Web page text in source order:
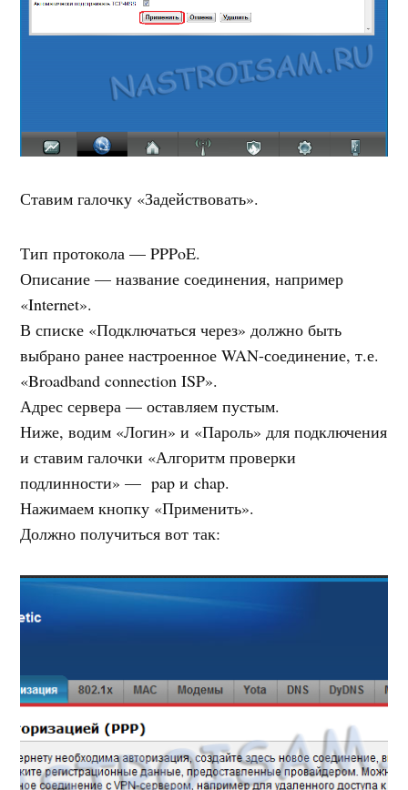
Ставим галочку «Задействовать».
Тип протокола — PPPoE.
Описание — название соединения, например
«Internet».
В списке «Подключаться через» должно быть
выбрано ранее настроенное WAN-соединение, т.е.
«Broadband connection ISP».
Адрес сервера — оставляем пустым.
Ниже, водим «Логин» и «Пароль» для подключения
и ставим галочки «Алгоритм проверки
подлинности» — pap и chap.
Нажимаем кнопку «Применить».
Должно получиться вот так: